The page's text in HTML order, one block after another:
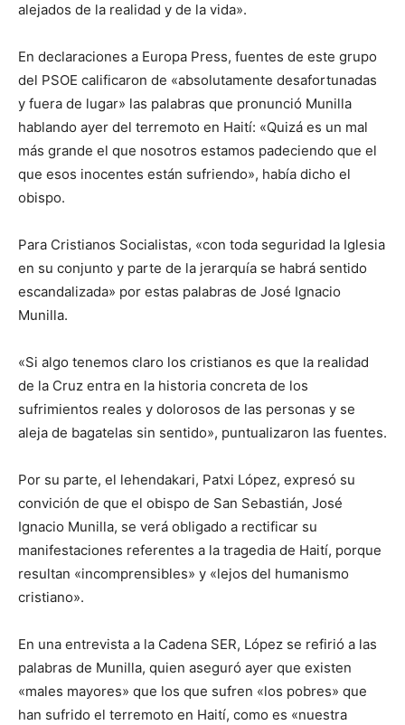
alejados de la realidad y de la vida».
En declaraciones a Europa Press, fuentes de este grupo
del PSOE calificaron de «absolutamente desafortunadas
y fuera de lugar» las palabras que pronunció Munilla
hablando ayer del terremoto en Haití: «Quizá es un mal
más grande el que nosotros estamos padeciendo que el
que esos inocentes están sufriendo», había dicho el
obispo.
Para Cristianos Socialistas, «con toda seguridad la Iglesia
en su conjunto y parte de la jerarquía se habrá sentido
escandalizada» por estas palabras de José Ignacio
Munilla.
«Si algo tenemos claro los cristianos es que la realidad
de la Cruz entra en la historia concreta de los
sufrimientos reales y dolorosos de las personas y se
aleja de bagatelas sin sentido», puntualizaron las fuentes.
Por su parte, el lehendakari, Patxi López, expresó su
convición de que el obispo de San Sebastián, José
Ignacio Munilla, se verá obligado a rectificar su
manifestaciones referentes a la tragedia de Haití, porque
resultan «incomprensibles» y «lejos del humanismo
cristiano».
En una entrevista a la Cadena SER, López se refirió a las
palabras de Munilla, quien aseguró ayer que existen
«males mayores» que los que sufren «los pobres» que
han sufrido el terremoto en Haití, como es «nuestra